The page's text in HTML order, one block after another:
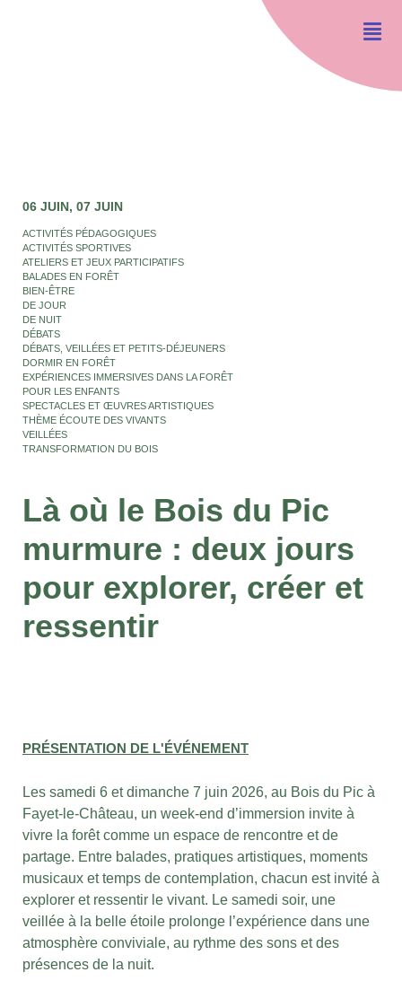
06 JUIN 07 JUIN
ACTIVITÉS PÉDAGOGIQUES
ACTIVITÉS SPORTIVES
ATELIERS ET JEUX PARTICIPATIFS
BALADES EN FORÊT
BIEN-ÊTRE
DE JOUR
DE NUIT
DÉBATS
DÉBATS, VEILLÉES ET PETITS-DÉJEUNERS
DORMIR EN FORÊT
EXPÉRIENCES IMMERSIVES DANS LA FORÊT
POUR LES ENFANTS
SPECTACLES ET ŒUVRES ARTISTIQUES
THÈME ÉCOUTE DES VIVANTS
VEILLÉES
TRANSFORMATION DU BOIS
Là où le Bois du Pic
murmure : deux jours
pour explorer, créer et
ressentir
PRÉSENTATION DE L'ÉVÉNEMENT
Les samedi 6 et dimanche 7 juin 2026, au Bois du Pic à
Fayet-le-Château, un week-end d’immersion invite à
vivre la forêt comme un espace de rencontre et de
partage. Entre balades, pratiques artistiques, moments
musicaux et temps de contemplation, chacun est invité à
explorer et ressentir le vivant. Le samedi soir, une
veillée à la belle étoile prolonge l’expérience dans une
atmosphère conviviale, au rythme des sons et des
présences de la nuit.